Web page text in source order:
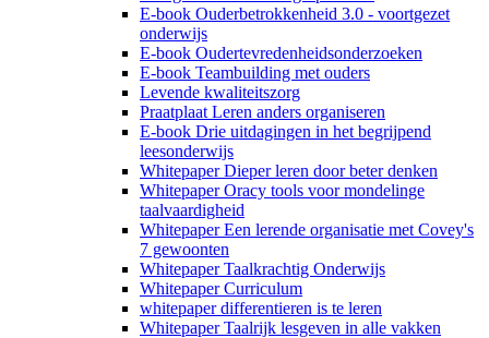
E-book Ouderbetrokkenheid 3.0 - voortgezet
onderwijs
E-book Oudertevredenheidsonderzoeken
E-book Teambuilding met ouders
Levende kwaliteitszorg
Praatplaat Leren anders organiseren
E-book Drie uitdagingen in het begrijpend
leesonderwijs
Whitepaper Dieper leren door beter denken
Whitepaper Oracy tools voor mondelinge
taalvaardigheid
Whitepaper Een lerende organisatie met Covey's
7 gewoonten
Whitepaper Taalkrachtig Onderwijs
Whitepaper Curriculum
whitepaper differentieren is te leren
Whitepaper Taalrijk lesgeven in alle vakken